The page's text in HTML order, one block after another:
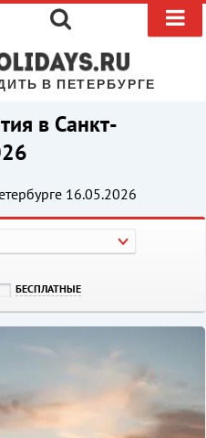
В ПЕТЕРБУРГЕ
в Санкт-
16.05.2026
БЕСПЛАТНЫЕ